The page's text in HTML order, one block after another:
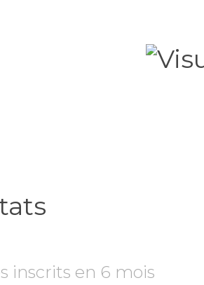
inscrits en 6 mois